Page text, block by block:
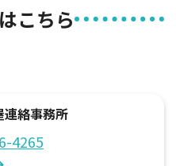
こちら
連絡事務所
4265